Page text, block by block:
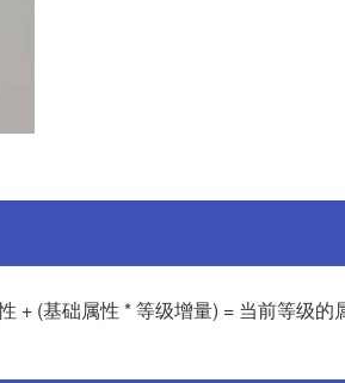
+ (基础属性 * 等级增量) = 当前等级的